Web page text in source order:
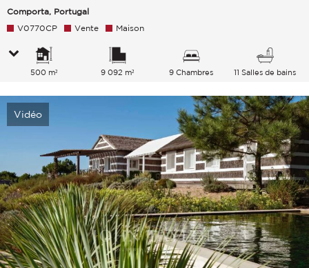
Comporta, Portugal
V0770CP Vente Maison
500 m² 9 092 m² 9 Chambres 11 Salles de bains
Vidéo